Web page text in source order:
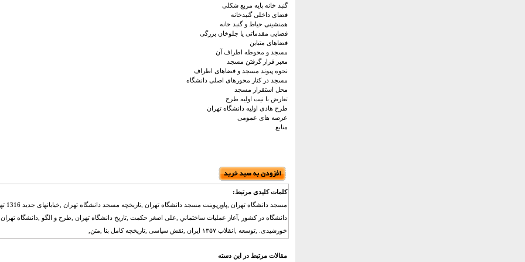
گنبد خانه پایه مربع شکلی
فضای داخلی گنبدخانه
همنشینی حیاط و گنبد خانه
فضایی مقدماتی یا جلوخان بزرگی
فضاهای متباین
مسجد و محوطه اطراف آن
معبر قرار گرفتن مسجد
نحوه پیوند مسجد و فضاهای اطراف
مسجد در کنار محورهای اصلی دانشگاه
محل استقرار مسجد
تعارض با نیت اولیه طرح
طرح هادی اولیه دانشگاه تهران
عرصه های عمومی
منابع
کلمات کلیدی مرتبط:
مسجد
خورشیدی. ,توسعه ,انقلاب ۱۳۵۷ ایران ,نقش سیاسی ,تاریخچه کامل بنا ,متن,
مقالات مرتبط در این دسته